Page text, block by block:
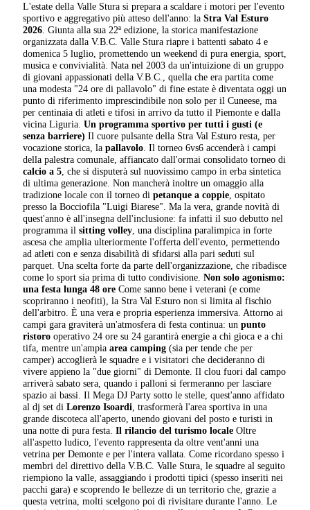
L'estate della Valle Stura si prepara a scaldare i motori per l'evento
sportivo e aggregativo più atteso dell'anno: laStra Val Esturo
2026 . Giunta alla sua 22ª edizione, la storica manifestazione
organizzata dalla V.B.C. Valle Stura riapre i battenti sabato 4 e
domenica 5 luglio, promettendo un weekend di pura energia, sport,
musica e convivialità. Nata nel 2003 da un'intuizione di un gruppo
di giovani appassionati della V.B.C., quella che era partita come
una modesta "24 ore di pallavolo" di fine estate è diventata oggi un
punto di riferimento imprescindibile non solo per il Cuneese, ma
per centinaia di atleti e tifosi in arrivo da tutto il Piemonte e dalla
vicina Liguria.Un programma sportivo per tutti i gusti (e
senza barriere) Il cuore pulsante della Stra Val Esturo resta, per
vocazione storica, lapallavolo . Il torneo 6vs6 accenderà i campi
della palestra comunale, affiancato dall'ormai consolidato torneo di
calcio a 5 , che si disputerà sul nuovissimo campo in erba sintetica
di ultima generazione. Non mancherà inoltre un omaggio alla
tradizione locale con il torneo dipetanque a coppie , ospitato
presso la Bocciofila "Luigi Biarese". Ma la vera, grande novità di
quest'anno è all'insegna dell'inclusione: fa infatti il suo debutto nel
programma ilsitting volley , una disciplina paralimpica in forte
ascesa che amplia ulteriormente l'offerta dell'evento, permettendo
ad atleti con e senza disabilità di sfidarsi alla pari seduti sul
parquet. Una scelta forte da parte dell'organizzazione, che ribadisce
come lo sport sia prima di tutto condivisione.Non solo agonismo:
una festa lunga 48 ore Come sanno bene i veterani (e come
scopriranno i neofiti), la Stra Val Esturo non si limita al fischio
dell'arbitro. È una vera e propria esperienza immersiva. Attorno ai
campi gara graviterà un'atmosfera di festa continua: unpunto
ristoro operativo 24 ore su 24 garantirà energie a chi gioca e a chi
tifa, mentre un'ampiaarea camping (sia per tende che per
camper) accoglierà le squadre e i visitatori che decideranno di
vivere appieno la "due giorni" di Demonte. Il clou fuori dal campo
arriverà sabato sera, quando i palloni si fermeranno per lasciare
spazio ai bassi. Il Mega DJ Party sotto le stelle, quest'anno affidato
al dj set diLorenzo Isoardi , trasformerà l'area sportiva in una
grande discoteca all'aperto, unendo giovani del posto e turisti in
una notte di pura festa.Il rilancio del turismo locale Oltre
all'aspetto ludico, l'evento rappresenta da oltre vent'anni una
vetrina per Demonte e per l'intera vallata. Come ricordano spesso i
membri del direttivo della V.B.C. Valle Stura, le squadre al seguito
riempiono la valle, assaggiando i prodotti tipici (spesso inseriti nei
pacchi gara) e scoprendo le bellezze di un territorio che, grazie a
questa vetrina, molti scelgono poi di rivisitare durante l'anno. Le